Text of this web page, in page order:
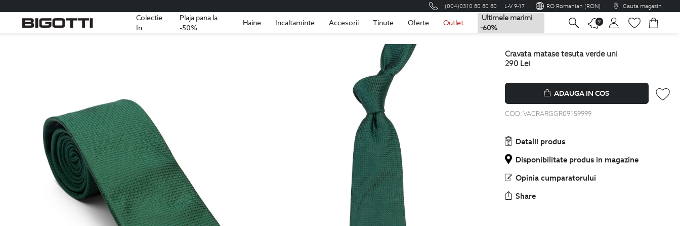
(004)0310 80 80 80 L-V 9-17 RO Romanian (RON) Cauta magazin
Colectie
In
Plaja pana la
-50%
Haine Incaltaminte Accesorii Tinute Oferte Outlet
Ultimele marimi
-60%
9
Romania Romana
cravata matase tesuta verde uni
290 Lei
ADAUGA IN COS
COD:VACRARGGR09159999
Detalii produs
Disponibilitate produs in magazine
Opinia cumparatorului
Share